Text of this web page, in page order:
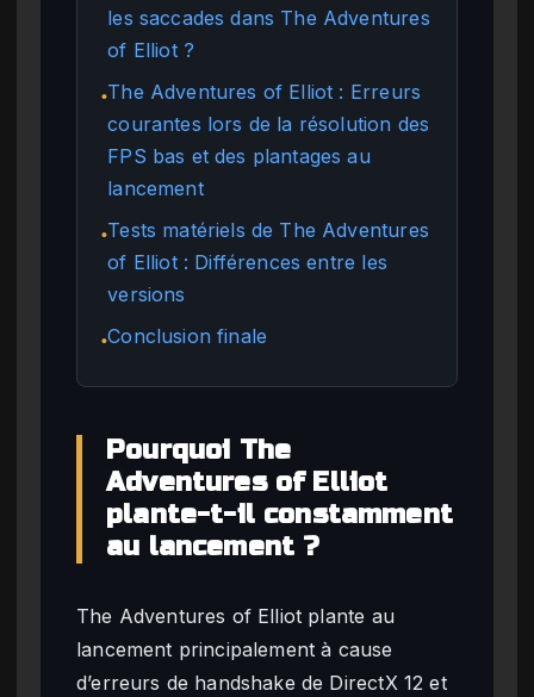
les saccades dans The Adventures
of Elliot ?
●The Adventures of Elliot : Erreurs
courantes lors de la résolution des
FPS bas et des plantages au
lancement
●Tests matériels de The Adventures
of Elliot : Différences entre les
versions
●Conclusion finale
Pourquoi The
Adventures of Elliot
plante-t-il constamment
au lancement ?
The Adventures of Elliot plante au
lancement principalement à cause
d’erreurs de handshake de DirectX 12 et